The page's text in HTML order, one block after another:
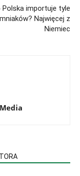
Polska importuje tyle
Najwięcej z
Niemiec